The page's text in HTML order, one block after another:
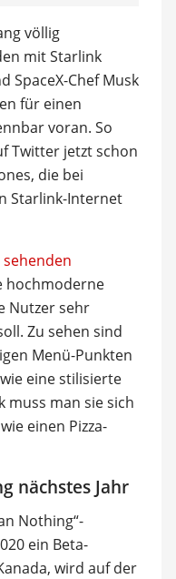
völlig
mit Starlink
SpaceX-Chef Musk
für einen
voran. So
Twitter jetzt schon
die bei
Starlink-Internet
hochmoderne
Nutzer sehr
Zu sehen sind
Menü-Punkten
eine stilisierte
muss man sie sich
einen Pizza-
nächstes Jahr
Nothing“-
ein Beta-
wird auf der